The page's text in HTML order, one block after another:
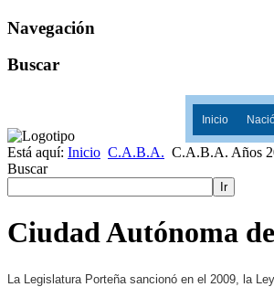
Navegación
Buscar
Inicio
Está aquí: Inicio C.A.B.A. C.A.B.A. Años
Buscar
Ir
Ciudad Autónoma
La Legislatura Porteña sancionó en el 2009, la